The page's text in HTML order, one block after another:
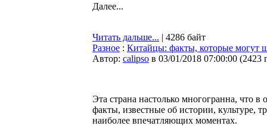
Далее...
Читать дальше... | 4286 байт
Разное : Китайцы: факты, которые могут
Автор: calipso в 03/01/2018 07:00:00 (2423
Эта страна настолько многогранна, что
факты, известные об истории, культуре,
наиболее впечатляющих моментах.